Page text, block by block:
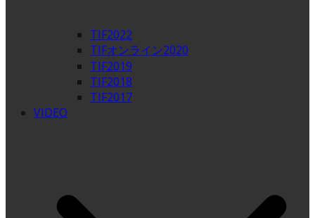
TIF2022
TIFオンライン2020
TIF2019
TIF2018
TIF2017
VIDEO